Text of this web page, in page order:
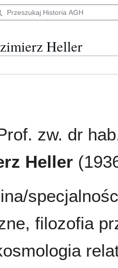
Heller
zw. dr
Heller
filozofia